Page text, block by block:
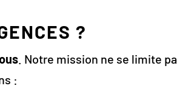
?
. Notre mission ne se limite
: